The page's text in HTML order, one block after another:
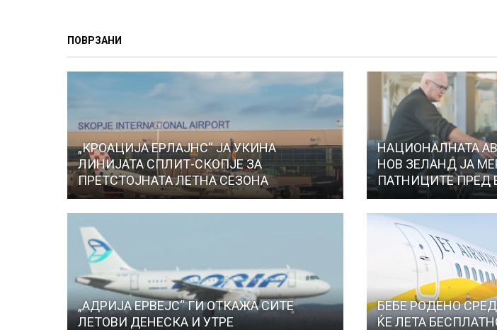
ПОВРЗАНИ
„КРОАЦИЈА ЕРЛАЈНС“ ЈА УКИНА
ЛИНИЈАТА СПЛИТ-СКОПЈЕ ЗА
ПРЕТСТОЈНАТА ЛЕТНА СЕЗОНА
НАЦИОНАЛНАТА
НОВ ЗЕЛАНД ЈА
ПАТНИЦИТЕ ПРЕД
„АДРИЈА ЕРВЕЈС“ ГИ ОТКАЖА СИТЕ
ЛЕТОВИ ДЕНЕСКА И УТРЕ
БЕБЕ РОДЕНО
ЌЕ ЛЕТА